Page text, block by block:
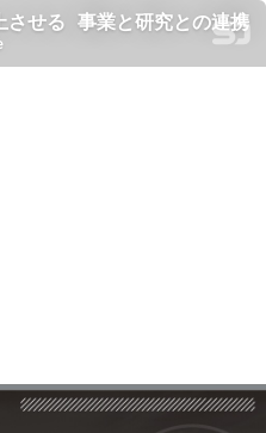
させる 事業と研究との連携